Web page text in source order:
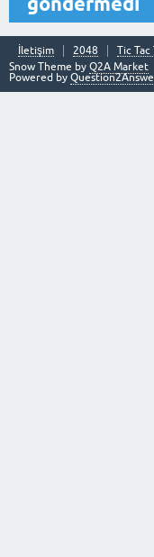
İletişim 2048 Tic Tac
Snow Theme by Q2A Market
Powered by